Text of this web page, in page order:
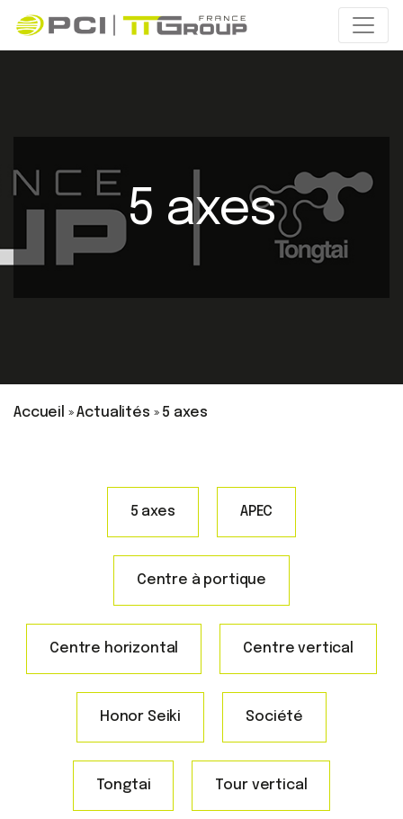
5 axes
Accueil »Actualités » 5 axes
5 axes APEC
Centre à portique
Centre horizontal Centre vertical
Honor Seiki Société
Tongtai Tour vertical